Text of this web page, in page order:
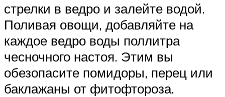
стрелки в ведро и залейте водой.
Поливая овощи, добавляйте на
каждое ведро воды поллитра
чесночного настоя. Этим вы
обезопасите помидоры, перец или
баклажаны от фитофтороза.